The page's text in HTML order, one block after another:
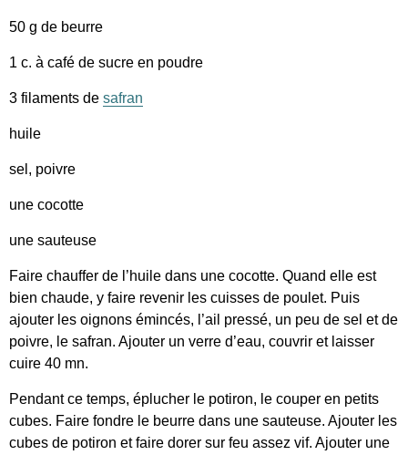
50 g de beurre
1 c. à café de sucre en poudre
3 filaments de safran
huile
sel, poivre
une cocotte
une sauteuse
Faire chauffer de l’huile dans une cocotte. Quand elle est
bien chaude, y faire revenir les cuisses de poulet. Puis
ajouter les oignons émincés, l’ail pressé, un peu de sel et de
poivre, le safran. Ajouter un verre d’eau, couvrir et laisser
cuire 40 mn.
Pendant ce temps, éplucher le potiron, le couper en petits
cubes. Faire fondre le beurre dans une sauteuse. Ajouter les
cubes de potiron et faire dorer sur feu assez vif. Ajouter une